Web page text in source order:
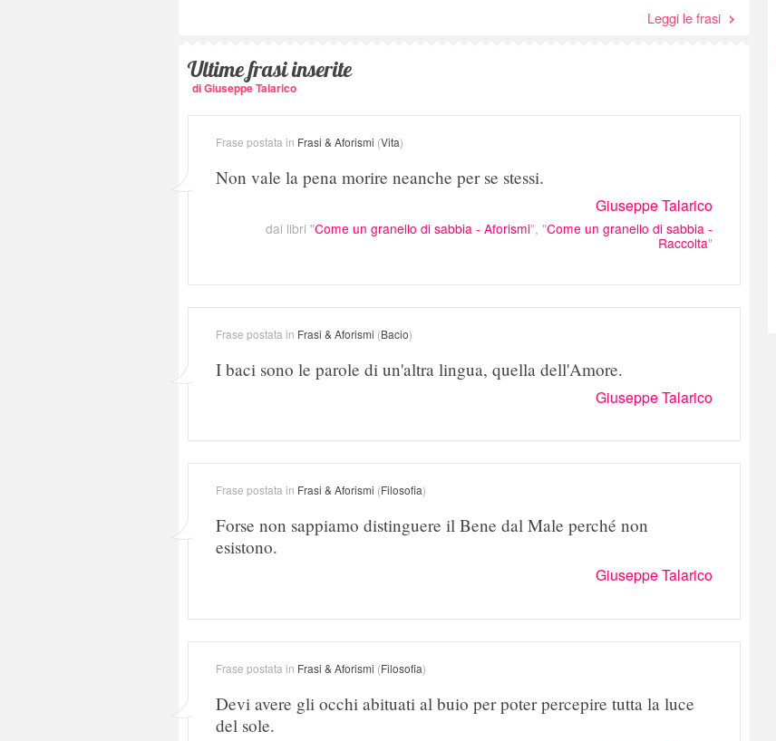
Leggi le frasi
Ultime frasi inserite
di Giuseppe Talarico
Frase postata in Frasi & Aforismi (Vita)
Non vale la pena morire neanche per se stessi.
Giuseppe Talarico
dai libri "Come un granello di sabbia - Aforismi", "Come un granello di sabbia -
Raccolta"
Frase postata in Frasi & Aforismi (Bacio)
I baci sono le parole di un'altra lingua, quella dell'Amore.
Giuseppe Talarico
Frase postata in Frasi & Aforismi (Filosofia)
Forse non sappiamo distinguere il Bene dal Male perché non
esistono.
Giuseppe Talarico
Frase postata in Frasi & Aforismi (Filosofia)
Devi avere gli occhi abituati al buio per poter percepire tutta la luce
del sole.